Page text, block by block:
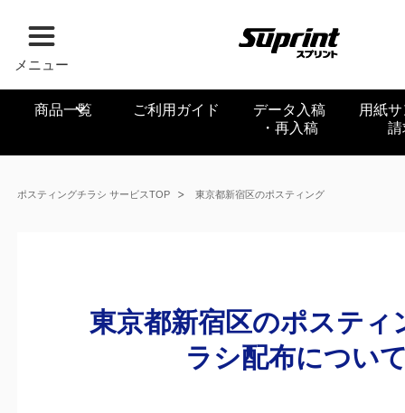
メニュー
商品一覧 ご利用ガイド
データ入稿
・再入稿
用紙
請
ポスティングチラシ サービスTOP 東京都新宿区のポスティング
東京都新宿区のポスティ
ラシ配布につい